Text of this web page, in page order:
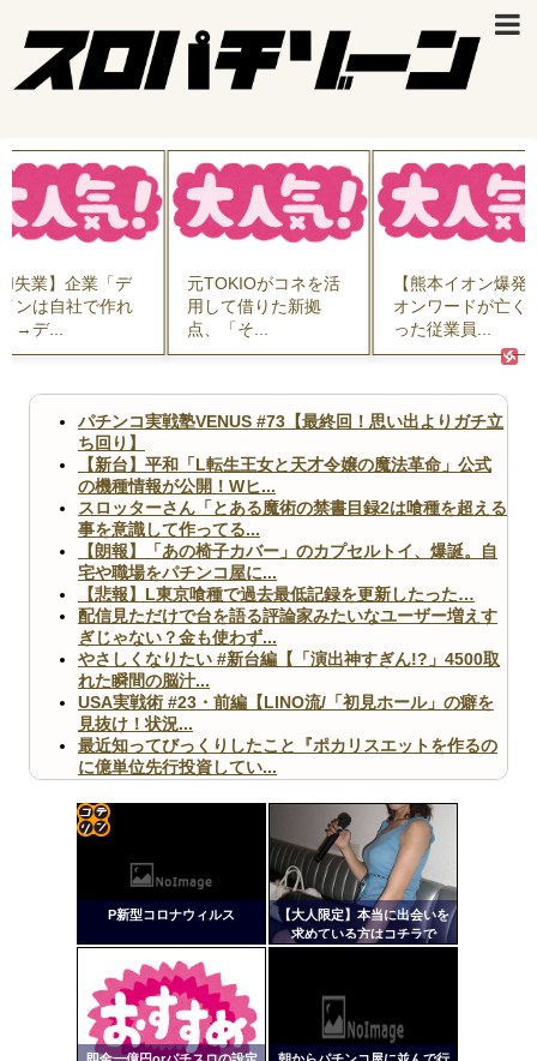
企業「デ
社で作れ
元TOKIOがコネを活
用して借りた新拠
点、「そ...
【熊本イオン爆発】
オンワードが亡くな
った従業員...
パチンコ実戦塾VENUS #73【最終回！思い出よりガチ立
ち回り】
【新台】平和「L転生王女と天才令嬢の魔法革命」公式
の機種情報が公開！Wヒ...
スロッターさん「とある魔術の禁書目録2は喰種を超える
事を意識して作ってる...
【朗報】「あの椅子カバー」のカプセルトイ、爆誕。自
宅や職場をパチンコ屋に...
【悲報】L東京喰種で過去最低記録を更新したった…
配信見ただけで台を語る評論家みたいなユーザー増えす
ぎじゃない？金も使わず...
やさしくなりたい #新台編【「演出神すぎん!?」4500取
れた瞬間の脳汁...
USA実戦術 #23・前編【LINO流/「初見ホール」の癖を
見抜け！状況...
最近知ってびっくりしたこと『ポカリスエットを作るの
に億単位先行投資してい...
ますｗ」←これどうす...
【閲覧注意】俺が近くにいると機械が壊れるんだけどさ
【画像】ペプシコーラ社、「こういうのでいいんだよ」
な新商品を発売
Powered by livedoor 相互RSS
P新型コロナウィルス
【大人限定】本当に出会いを
求めている方はコチラで
ンク
自動
更新